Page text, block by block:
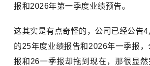
报和2026年第一季度业绩预告。
这其实是有点奇怪的，公司已经公告
的25年度业绩报告和2026年一季报
报和26一季报却拖到现在，那很显然